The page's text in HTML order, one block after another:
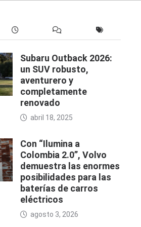
Subaru Outback 2026:
un SUV robusto,
aventurero y
completamente
renovado
abril 18, 2025
Con “Ilumina a
Colombia 2.0”, Volvo
demuestra las enormes
posibilidades para las
baterías de carros
eléctricos
agosto 3, 2026